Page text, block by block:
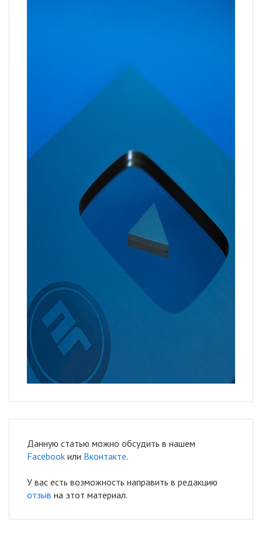
Данную статью можно обсудить в нашем
Facebook или Вконтакте.
У вас есть возможность направить в редакцию
отзыв на этот материал.